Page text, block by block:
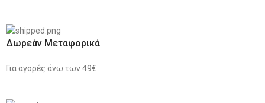
Δωρεάν Μεταφορικά
Για αγορές άνω των 49€